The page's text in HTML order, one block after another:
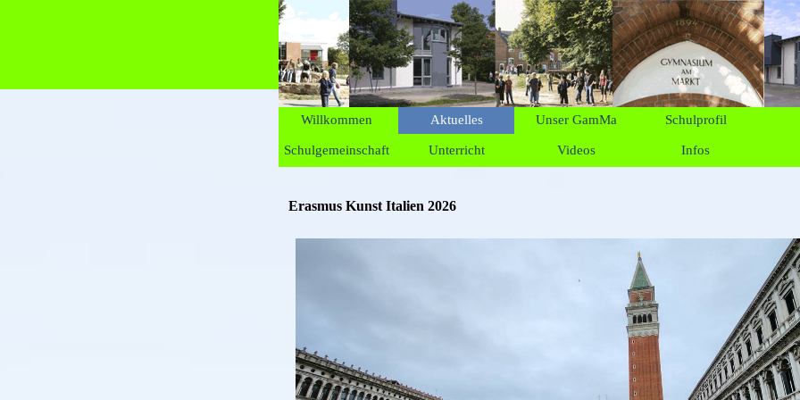
Menü überspringen
Willkommen Aktuelles ▼
Unser GamMa ▼
Schulprofil
Schulgemeinschaft ▼
Unterricht ▼
Videos ▼
Infos
Erasmus Kunst Italien 2026